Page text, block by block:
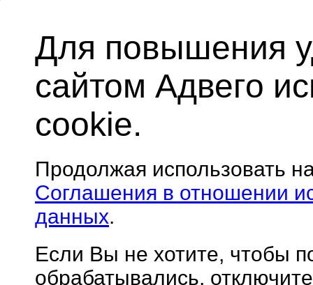
Для повышения
сайтом Адвего
cookie.
Продолжая использовать
Соглашения в отношении
данных.
Если Вы не хотите, чтобы
обрабатывались,